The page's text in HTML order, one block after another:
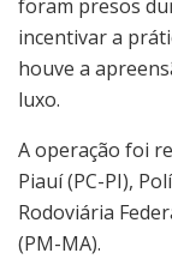
foram presos
incentivar a
houve a
luxo.
A operação foi
Piauí (PC-PI),
Rodoviária
(PM-MA).